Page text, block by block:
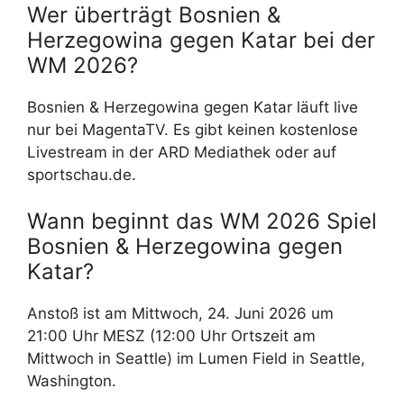
Wer überträgt Bosnien &
Herzegowina gegen Katar bei der
WM 2026?
Bosnien & Herzegowina gegen Katar läuft live
nur bei MagentaTV. Es gibt keinen kostenlose
Livestream in der ARD Mediathek oder auf
sportschau.de.
Wann beginnt das WM 2026 Spiel
Bosnien & Herzegowina gegen
Katar?
Anstoß ist am Mittwoch, 24. Juni 2026 um
21:00 Uhr MESZ (12:00 Uhr Ortszeit am
Mittwoch in Seattle) im Lumen Field in Seattle,
Washington.